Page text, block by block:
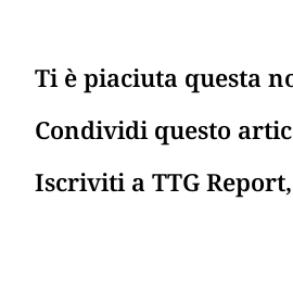
Ti è piaciuta questa
Condividi questo
Iscriviti a TTG